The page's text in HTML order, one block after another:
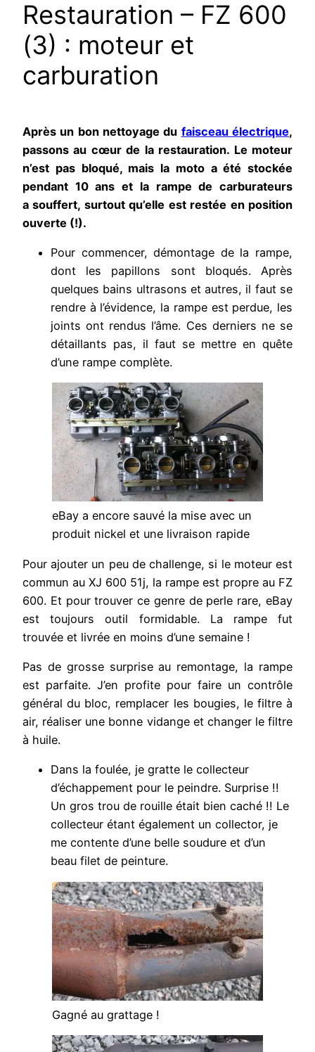
Restauration – FZ 600
(3) : moteur et
carburation
Après un bon nettoyage du faisceau électrique,
passons au cœur de la restauration. Le moteur
n’est pas bloqué, mais la moto a été stockée
pendant 10 ans et la rampe de carburateurs
a souffert, surtout qu’elle est restée en position
ouverte (!).
Pour commencer, démontage de la rampe,
dont les papillons sont bloqués. Après
quelques bains ultrasons et autres, il faut se
rendre à l’évidence, la rampe est perdue, les
joints ont rendus l’âme. Ces derniers ne se
détaillants pas, il faut se mettre en quête
d’une rampe complète.
eBay a encore sauvé la mise avec un
produit nickel et une livraison rapide
Pour ajouter un peu de challenge, si le moteur est
commun au XJ 600 51j, la rampe est propre au FZ
600. Et pour trouver ce genre de perle rare, eBay
est toujours outil formidable. La rampe fut
trouvée et livrée en moins d’une semaine !
Pas de grosse surprise au remontage, la rampe
est parfaite. J’en profite pour faire un contrôle
général du bloc, remplacer les bougies, le filtre à
air, réaliser une bonne vidange et changer le filtre
à huile.
Dans la foulée, je gratte le collecteur
d’échappement pour le peindre. Surprise !!
Un gros trou de rouille était bien caché !! Le
collecteur étant également un collector, je
me contente d’une belle soudure et d’un
beau filet de peinture.
Gagné au grattage !